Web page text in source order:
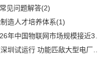
见问题解答(2)
造人才培养体系(1)